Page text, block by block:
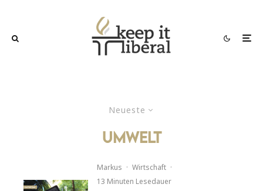
Neueste
Umwelt
Markus · Wirtschaft ·
13 Minuten Lesedauer